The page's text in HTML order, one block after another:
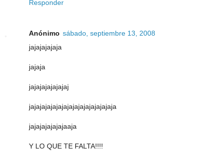
Responder
Anónimo sábado, septiembre 13, 2008
jajajajajaja
jajaja
jajajajajajajaj
jajajajajajajajajajajajajajajaja
jajajajajajajaaja
Y LO QUE TE FALTA!!!!